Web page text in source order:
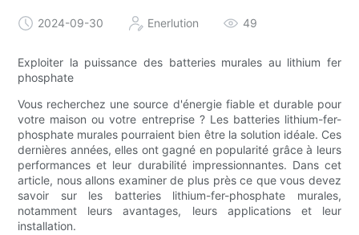
2024-09-30 Enerlution 49
Exploiter la puissance des batteries murales au lithium fer
phosphate
Vous recherchez une source d'énergie fiable et durable pour
votre maison ou votre entreprise ? Les batteries lithium-fer-
phosphate murales pourraient bien être la solution idéale. Ces
dernières années, elles ont gagné en popularité grâce à leurs
performances et leur durabilité impressionnantes. Dans cet
article, nous allons examiner de plus près ce que vous devez
savoir sur les batteries lithium-fer-phosphate murales,
notamment leurs avantages, leurs applications et leur
installation.